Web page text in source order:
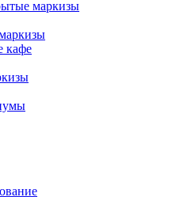
маркизы
кафе